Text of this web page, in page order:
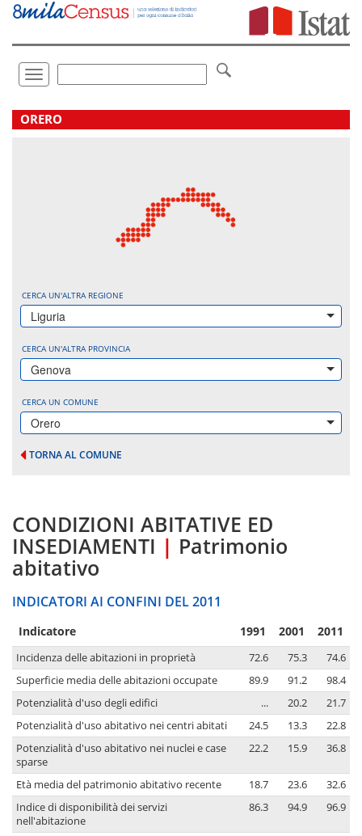
Vai
direttamente
Toggle
navigation
.
ORERO
CERCA UN'ALTRA REGIONE
Liguria
CERCA UN'ALTRA PROVINCIA
Genova
CERCA UN COMUNE
Orero
TORNA AL COMUNE
CONDIZIONI ABITATIVE ED
INSEDIAMENTI | Patrimonio
abitativo
INDICATORI AI CONFINI DEL 2011
Indicatore 1991 2001 2011
Incidenza delle abitazioni in proprietà 72.6 75.3
74.6
Superficie media delle abitazioni occupate
89.9 91.2
98.4
Potenzialità d'uso degli edifici
... 20.2
21.7
Potenzialità d'uso abitativo nei centri abitati
24.5 13.3
22.8
Potenzialità d'uso abitativo nei nuclei e case
sparse
22.2 15.9 36.8
Età media del patrimonio abitativo recente 18.7 23.6
32.6
Indice di disponibilità dei servizi
nell'abitazione
86.3 94.9 96.9